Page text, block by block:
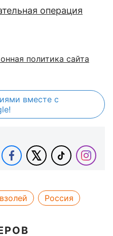
операция
политика сайта
вместе с
Россия